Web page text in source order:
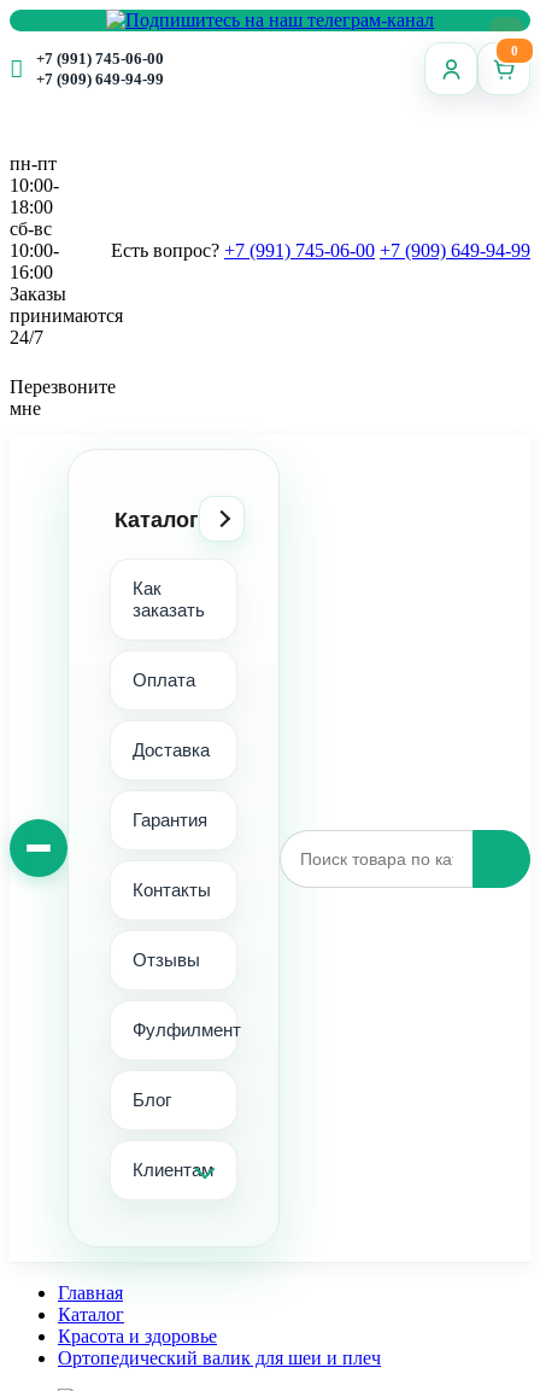
+7 (991) 745-06-00
+7 (909) 649-94-99
0
пн-пт
10:00-
18:00
сб-вс
10:00-
16:00
Заказы
принимаются
24/7
Есть вопрос? +7 (991) 745-06-00 +7 (909) 649-94-99
Перезвоните
мне
Каталог
Как
заказать
Оплата
Доставка
Гарантия
Контакты
Отзывы
Фулфилмент
Блог
Клиентам
Главная
Каталог
Красота и здоровье
Ортопедический валик для шеи и плеч